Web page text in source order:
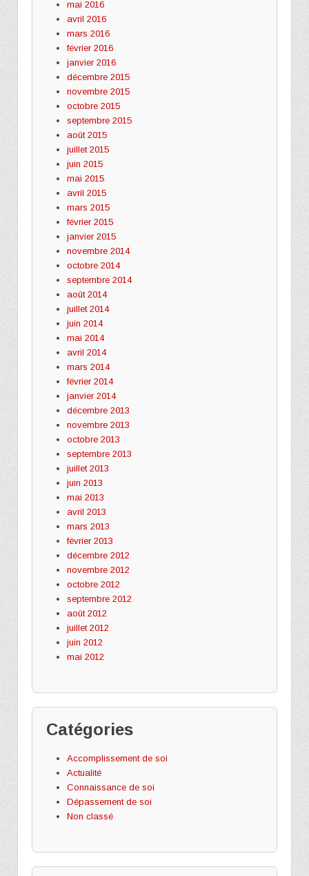
mai 2016
avril 2016
mars 2016
février 2016
janvier 2016
décembre 2015
novembre 2015
octobre 2015
septembre 2015
août 2015
juillet 2015
juin 2015
mai 2015
avril 2015
mars 2015
février 2015
janvier 2015
novembre 2014
octobre 2014
septembre 2014
août 2014
juillet 2014
juin 2014
mai 2014
avril 2014
mars 2014
février 2014
janvier 2014
décembre 2013
novembre 2013
octobre 2013
septembre 2013
juillet 2013
juin 2013
mai 2013
avril 2013
mars 2013
février 2013
décembre 2012
novembre 2012
octobre 2012
septembre 2012
août 2012
juillet 2012
juin 2012
mai 2012
Catégories
Accomplissement de soi
Actualité
Connaissance de soi
Dépassement de soi
Non classé